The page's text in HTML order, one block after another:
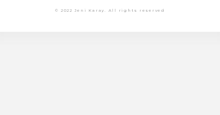
© 2022 Jeni Karay. All rights reserved